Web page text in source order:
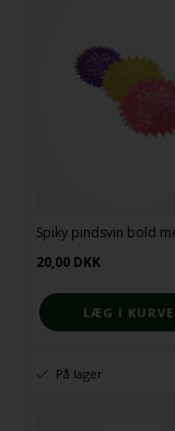
Spiky pindsvin bold
20,00 DKK
På lager